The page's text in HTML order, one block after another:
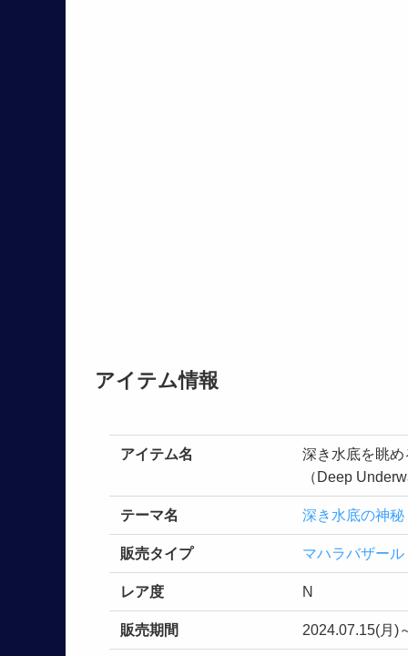
アイテム情報
アイテム名
深き水底を眺
（Deep
テーマ名 深き水底の神秘
販売タイプ マハラバザール
レア度 N
販売期間 2024.07.15(月)